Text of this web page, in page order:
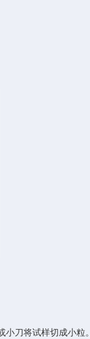
刀将试样切成小粒。